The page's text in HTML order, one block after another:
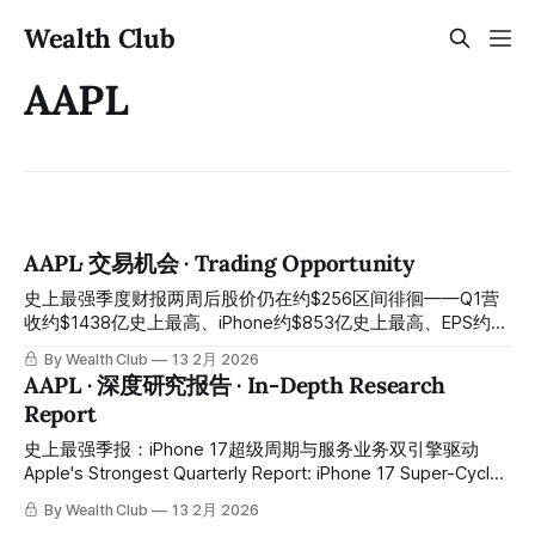
Wealth Club
AAPL
AAPL· 交易机会 · Trading Opportunity
史上最强季度财报两周后股价仍在约$256区间徘徊——Q1营
收约$1438亿史上最高、iPhone约$853亿史上最高、EPS约
$2.84史上最高、运营现金流约$539亿任何公司任何季度史上
最高、Services约$300亿史上最高、大中华区同比增长约
38%、活跃设备突破约25亿、Q2指引高于华尔街预期——关
税约$14亿、Google搜索诉讼、Apple Intelligence节奏三重已
知短期因素将股价压制在约$256与财报前几乎原地不动：史
上最强季报两周后的利好不涨，是iPhone加AI超级周期最经典
strongest quarterly earnings report in history, the stock
By Wealth Club 13 2月 2026
AAPL · 深度研究报告 · In-Depth Research
Report
史上最强季报：iPhone 17超级周期与服务业务双引擎驱动
Apple's Strongest Quarterly Report: iPhone 17 Super-Cycle
and Services Engine Drive Growth Q1营收$1438亿同比增长
16%创历史最高单季营收、iPhone $853亿同比增长23%创历
By Wealth Club 13 2月 2026